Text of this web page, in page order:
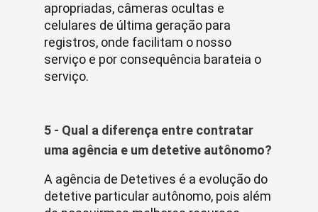
apropriadas, câmeras ocultas e
celulares de última geração para
registros, onde facilitam o nosso
serviço e por consequência barateia o
serviço.
5 - Qual a diferença entre contratar
uma agência e um detetive autônomo?
A agência de Detetives é a evolução do
detetive particular autônomo, pois além